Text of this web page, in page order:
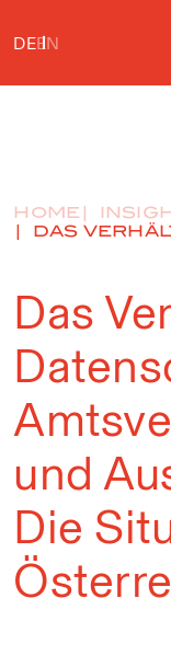
DEEN
HOME
DAS
Das
und
Die